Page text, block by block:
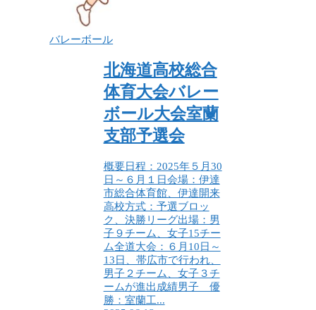
バレーボール
北海道高校総合
体育大会バレー
ボール大会室蘭
支部予選会
概要日程：2025年５月30
日～６月１日会場：伊達
市総合体育館、伊達開来
高校方式：予選ブロッ
ク、決勝リーグ出場：男
子９チーム、女子15チー
ム全道大会：６月10日～
13日、帯広市で行われ、
男子２チーム、女子３チ
ームが進出成績男子 優
勝：室蘭工...